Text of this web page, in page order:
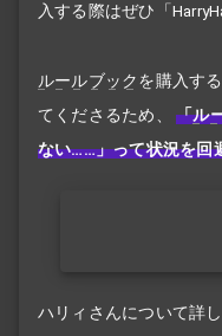
入する際はぜひ「
ルールブックを購入す
てくださるため、
「ル
ない……」って状況を回
ハリィさんについて詳